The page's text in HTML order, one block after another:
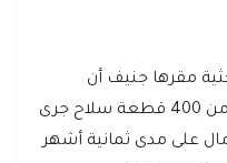
مقرها جنيف أن
تقريرها استند إلى بيانات من أكثر من 400 قطعة سلاح جرى
الصومال على مدى ثمانية أشهر